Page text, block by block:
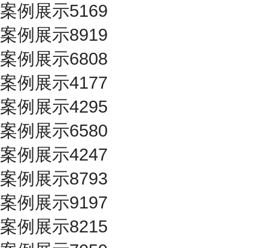
案例展示5169
案例展示8919
案例展示6808
案例展示4177
案例展示4295
案例展示6580
案例展示4247
案例展示8793
案例展示9197
案例展示8215